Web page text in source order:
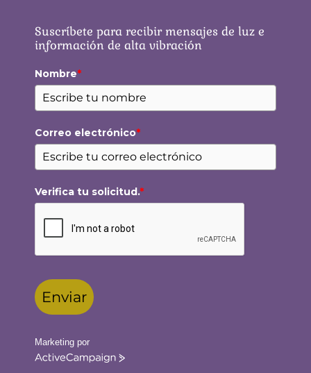
Suscríbete para recibir mensajes de luz e
información de alta vibración
Nombre*
Correo electrónico*
Verifica tu solicitud.*
Enviar
Marketing por
ActiveCampaign